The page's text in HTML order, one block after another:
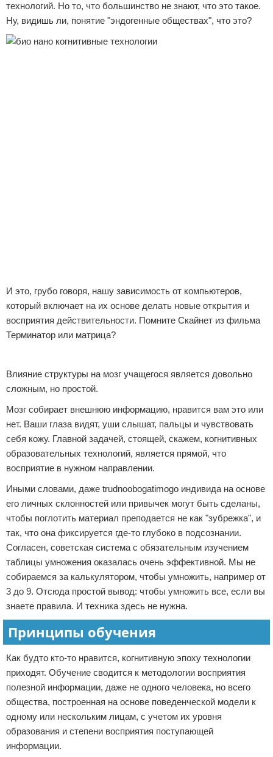
технологий. Но то, что большинство не знают, что это такое.
Ну, видишь ли, понятие "эндогенные обществах", что это?
И это, грубо говоря, нашу зависимость от компьютеров,
который включает на их основе делать новые открытия и
восприятия действительности. Помните Скайнет из фильма
Терминатор или матрица?
Влияние структуры на мозг учащегося является довольно
сложным, но простой.
Мозг собирает внешнюю информацию, нравится вам это или
нет. Ваши глаза видят, уши слышат, пальцы и чувствовать
себя кожу. Главной задачей, стоящей, скажем, когнитивных
образовательных технологий, является прямой, что
восприятие в нужном направлении.
Иными словами, даже trudnoobogatimogo индивида на основе
его личных склонностей или привычек могут быть сделаны,
чтобы поглотить материал преподается не как "зубрежка", и
так, что она фиксируется где-то глубоко в подсознании.
Согласен, советская система с обязательным изучением
таблицы умножения оказалась очень эффективной. Мы не
собираемся за калькулятором, чтобы умножить, например от
3 до 9. Отсюда простой вывод: чтобы умножить все, если вы
знаете правила. И техника здесь не нужна.
Принципы обучения
Как будто кто-то нравится, когнитивную эпоху технологии
приходят. Обучение сводится к методологии восприятия
полезной информации, даже не одного человека, но всего
общества, построенная на основе поведенческой модели к
одному или нескольким лицам, с учетом их уровня
образования и степени восприятия поступающей
информации.